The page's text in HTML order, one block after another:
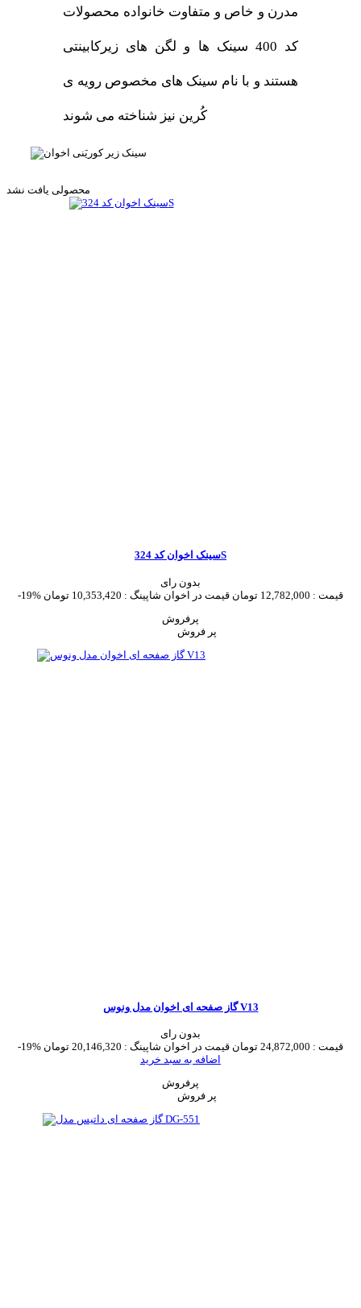
مدرن و خاص و متفاوت خانواده محصولات
کد 400 سینک ها و لگن های زیرکابینتی
هستند و با نام سینک های مخصوص رویه ی
کُرین نیز شناخته می شوند
محصولی یافت نشد
سینک اخوان کد 324S
بدون رای
-19%
قیمت : 12,782,000 تومان قیمت در اخوان شاپینگ : 10,353,420 تومان
پرفروش
گاز صفحه ای اخوان مدل ونوس V13
بدون رای
-19%
قیمت : 24,872,000 تومان قیمت در اخوان شاپینگ : 20,146,320 تومان
اضافه به سبد خرید
پرفروش